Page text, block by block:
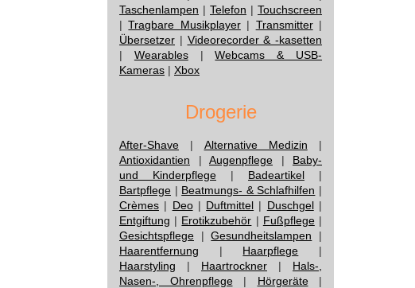
Taschenlampen | Telefon | Touchscreen
|Tragbare Musikplayer| Transmitter|
Übersetzer | Videorecorder & -kasetten
| Wearables|Webcams & USB-
Kameras | Xbox
Drogerie
After-Shave | Alternative Medizin |
Antioxidantien | Augenpflege | Baby-
und Kinderpflege | Badeartikel |
Bartpflege | Beatmungs- & Schlafhilfen |
Crèmes | Deo| Duftmittel | Duschgel|
Entgiftung | Erotikzubehör | Fußpflege|
Gesichtspflege |Gesundheitslampen |
Haarentfernung | Haarpflege |
Haarstyling | Haartrockner | Hals-,
Nasen-, Ohrenpflege| Hörgeräte|